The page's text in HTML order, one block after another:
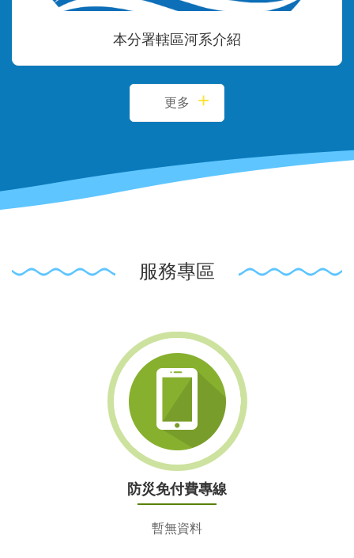
本分署轄區河系介紹
更多
服務專區
防災免付費專線
暫無資料